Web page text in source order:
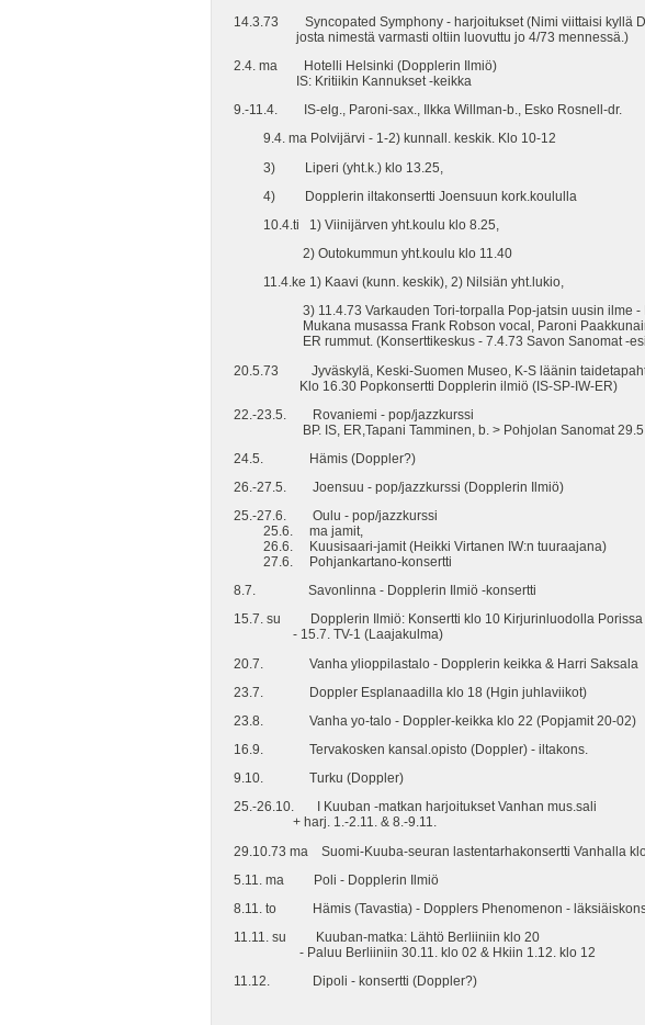
14.3.73 Syncopated Symphony - harjoitukset (Nimi viittaisi kyllä
josta nimestä varmasti oltiin luovuttu jo 4/73 mennessä.)
2.4. ma Hotelli Helsinki (Dopplerin Ilmiö)
IS: Kritiikin Kannukset -keikka
9.-11.4. IS-elg., Paroni-sax., Ilkka Willman-b., Esko Rosnell-dr.
9.4. ma Polvijärvi - 1-2) kunnall. keskik. Klo 10-12
3) Liperi (yht.k.) klo 13.25,
4) Dopplerin iltakonsertti Joensuun kork.koululla
10.4.ti 1) Viinijärven yht.koulu klo 8.25,
2) Outokummun yht.koulu klo 11.40
11.4.ke 1) Kaavi (kunn. keskik), 2) Nilsiän yht.lukio,
3) 11.4.73 Varkauden Tori-torpalla Pop-jatsin uusin ilme -
Mukana musassa Frank Robson vocal, Paroni
ER rummut. (Konserttikeskus - 7.4.73 Savon Sanomat -
20.5.73 Jyväskylä, Keski-Suomen Museo, K-S läänin
Klo 16.30 Popkonsertti Dopplerin ilmiö (IS-SP-IW-ER)
22.-23.5. Rovaniemi - pop/jazzkurssi
BP. IS, ER,Tapani Tamminen, b. > Pohjolan Sanomat
24.5. Hämis (Doppler?)
26.-27.5. Joensuu - pop/jazzkurssi (Dopplerin Ilmiö)
25.-27.6. Oulu - pop/jazzkurssi
25.6. ma jamit,
26.6. Kuusisaari-jamit (Heikki Virtanen IW:n tuuraajana)
27.6. Pohjankartano-konsertti
8.7. Savonlinna - Dopplerin Ilmiö -konsertti
15.7. su Dopplerin Ilmiö: Konsertti klo 10 Kirjurinluodolla Porissa
- 15.7. TV-1 (Laajakulma)
20.7. Vanha ylioppilastalo - Dopplerin keikka & Harri Saksala
23.7. Doppler Esplanaadilla klo 18 (Hgin juhlaviikot)
23.8. Vanha yo-talo - Doppler-keikka klo 22 (Popjamit 20-02)
16.9. Tervakosken kansal.opisto (Doppler) - iltakons.
9.10. Turku (Doppler)
25.-26.10. I Kuuban -matkan harjoitukset Vanhan mus.sali
+ harj. 1.-2.11. & 8.-9.11.
29.10.73 ma Suomi-Kuuba-seuran lastentarhakonsertti Vanhalla
5.11. ma Poli - Dopplerin Ilmiö
8.11. to Hämis (Tavastia) - Dopplers Phenomenon -
11.11. su Kuuban-matka: Lähtö Berliiniin klo 20
- Paluu Berliiniin 30.11. klo 02 & Hkiin 1.12. klo 12
11.12. Dipoli - konsertti (Doppler?)